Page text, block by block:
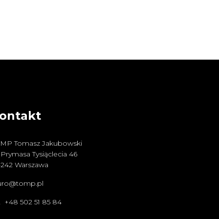
Tomasz Jakubowski
Tysiąclecia 46
Warszawa
+48 502 51 85 84